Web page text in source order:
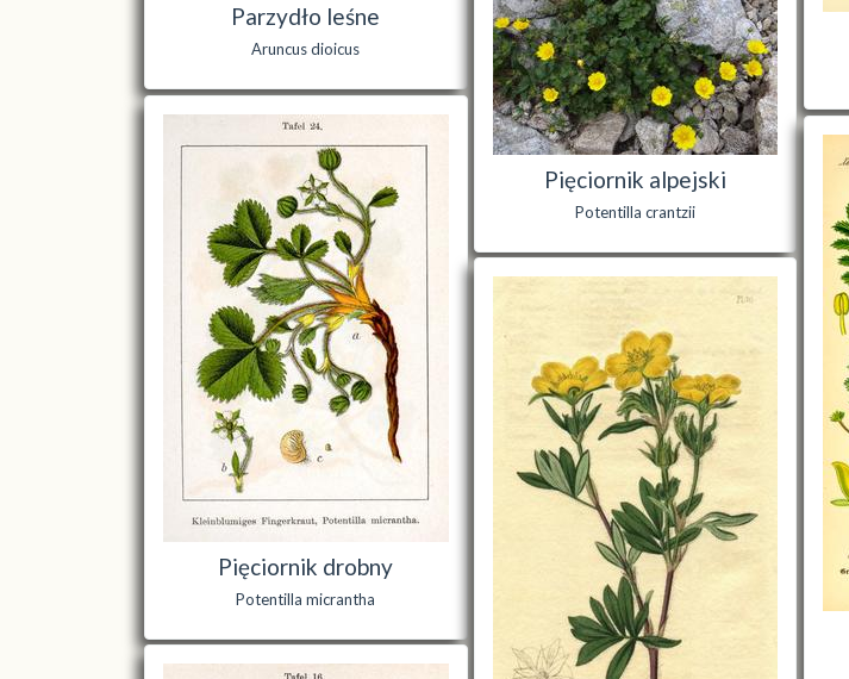
Parzydło leśne
Aruncus dioicus
Pięciornik alpejski
Potentilla crantzii
Pięciornik drobny
Potentilla micrantha